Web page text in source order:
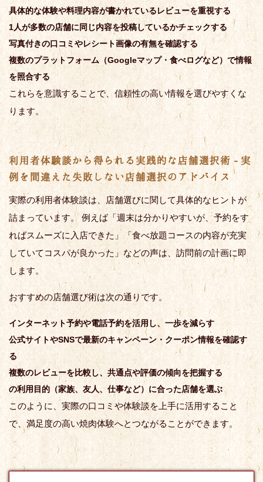
具体的な体験や料理内容が書かれているレビューを重視する
1人が多数の店舗に同じ内容を投稿しているかチェックする
写真付きの口コミやレシート画像の有無を確認する
複数のプラットフォーム（Googleマップ・食べログなど）で情報
を照合する
これらを意識することで、信頼性の高い情報を選びやすくな
ります。
利用者体験談から得られる実践的な店舗選択術 - 実
例を間違えた失敗しない店舗選択のアドバイス
実際の利用者体験談は、店舗選びに関して具体的なヒントが
詰まっています。 例えば「週末は分かりやすいが、予約をす
ればスムーズに入店できた」「食べ放題コースの内容が充実
していてコスパが良かった」などの声は、訪問前の計画に即
します。
おすすめの店舗選び術は次の通りです。
インターネット予約や電話予約を活用し、一歩を減らす
公式サイトやSNSで最新のキャンペーン・クーポン情報を確認す
る
複数のレビューを比較し、共通点や評価の傾向を把握する
の利用目的（家族、友人、仕事など）に合った店舗を選ぶ
このように、実際の口コミや体験談を上手に活用すること
で、満足度の高い焼肉体験へとつながることができます。